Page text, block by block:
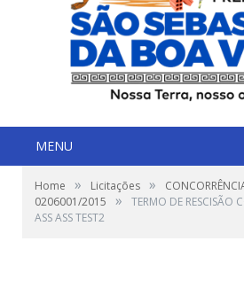
MENU
Home » Licitações »
0206001/2015
»
TERMO DE RESCISÃO
ASS ASS TEST2